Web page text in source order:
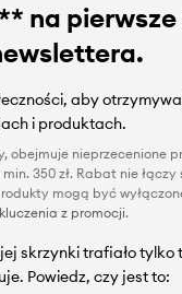
na
aby
i produktach.
obejmuje nieprzecenione
350 zł. Rabat nie łączy
mogą być
z promocji.
skrzynki trafiało tylko
Powiedz, czy jest to: